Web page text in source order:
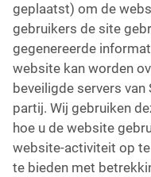
geplaatst) om de
gebruikers de site
gegenereerde
website kan worden
beveiligde servers van
partij. Wij gebruiken
hoe u de website
website-activiteit op
te bieden met